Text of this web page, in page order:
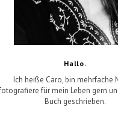
Hallo.
Ich heiße Caro, bin mehrfache
für mein Leben gern
Buch geschrieben.